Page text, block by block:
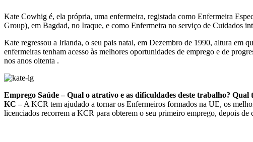
Kate Cowhig é, ela própria, uma enfermeira, registada como Enfermeira
Group), em Bagdad, no Iraque, e como Enfermeira no serviço de Cuidados
Kate regressou a Irlanda, o seu pais natal, em Dezembro de 1990, altura
enfermeiras tenham acesso às melhores oportunidades de emprego e de
nos anos oitenta .
Emprego Saúde – Qual o atrativo e as dificuldades deste trabalho? Qual
KC –A KCR tem ajudado a tornar os Enfermeiros formados na UE, os
licenciados recorrem a KCR para obterem o seu primeiro emprego, depois de